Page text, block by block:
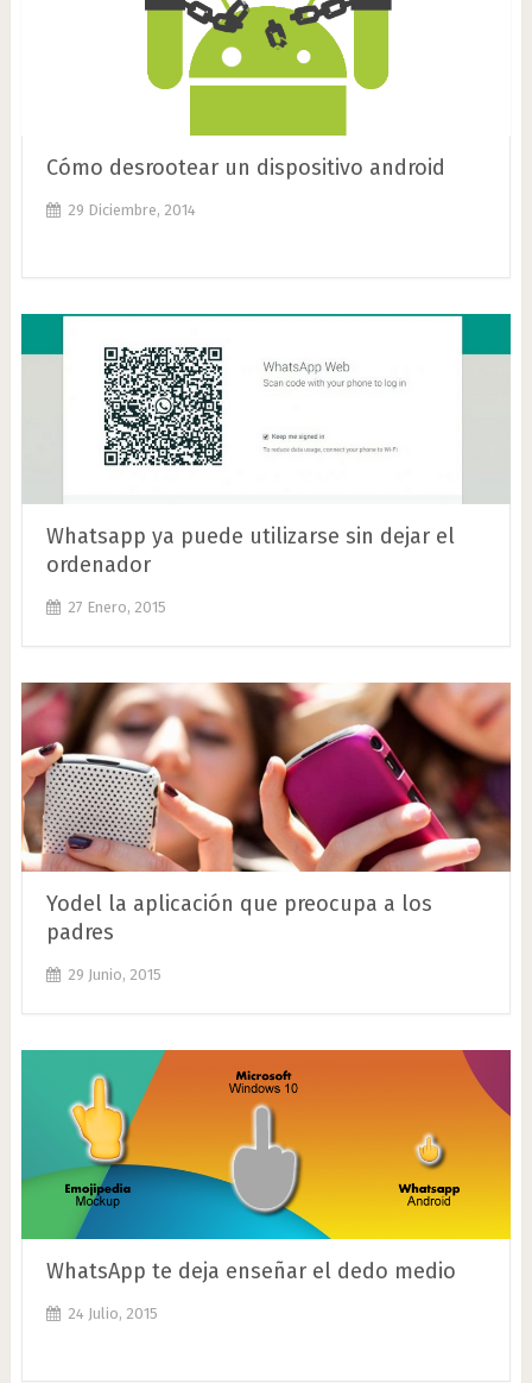
Cómo desrootear un dispositivo android
29 Diciembre, 2014
Whatsapp ya puede utilizarse sin dejar el
ordenador
27 Enero, 2015
Yodel la aplicación que preocupa a los
padres
29 Junio, 2015
WhatsApp te deja enseñar el dedo medio
24 Julio, 2015